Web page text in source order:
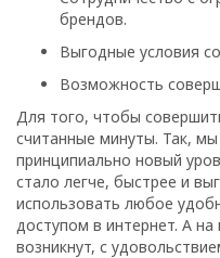
брендов.
Выгодные условия
Возможность
Для того, чтобы
считанные минуты. Так,
принципиально новый
стало легче, быстрее и
использовать любое
доступом в интернет. А
возникнут, с